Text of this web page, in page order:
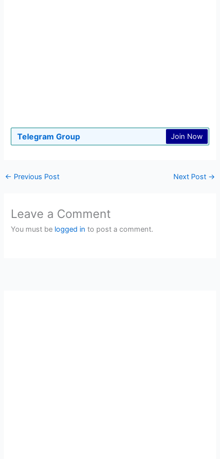
Telegram Group Join Now
← Previous Post Next Post →
Leave a Comment
You must be logged in to post a comment.